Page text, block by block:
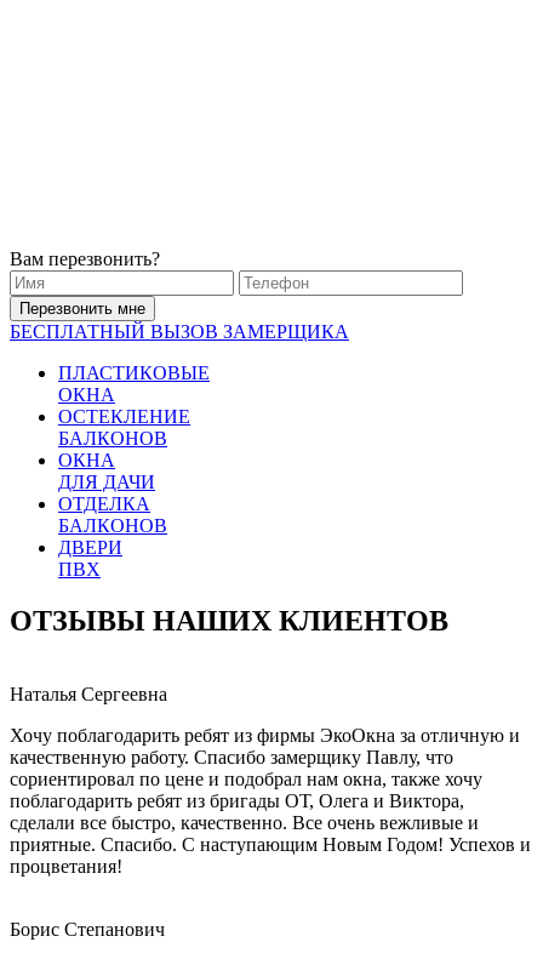
Вам перезвонить?
Перезвонить мне
БЕСПЛАТНЫЙ ВЫЗОВ ЗАМЕРЩИКА
ПЛАСТИКОВЫЕ
ОКНА
ОСТЕКЛЕНИЕ
БАЛКОНОВ
ОКНА
ДЛЯ ДАЧИ
ОТДЕЛКА
БАЛКОНОВ
ДВЕРИ
ПВХ
ОТЗЫВЫ НАШИХ КЛИЕНТОВ
Наталья Сергеевна
Хочу поблагодарить ребят из фирмы ЭкоОкна за отличную и
качественную работу. Спасибо замерщику Павлу, что
сориентировал по цене и подобрал нам окна, также хочу
поблагодарить ребят из бригады ОТ, Олега и Виктора,
сделали все быстро, качественно. Все очень вежливые и
приятные. Спасибо. С наступающим Новым Годом! Успехов и
процветания!
Борис Степанович